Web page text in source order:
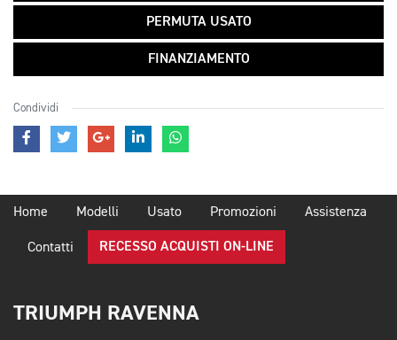
PERMUTA USATO
FINANZIAMENTO
Condividi
Home Modelli Usato Promozioni Assistenza
Contatti RECESSO ACQUISTI ON-LINE
TRIUMPH RAVENNA